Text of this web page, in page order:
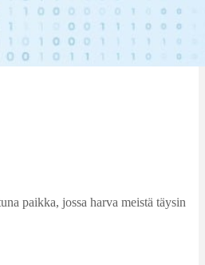
paikka, jossa harva meistä täysin